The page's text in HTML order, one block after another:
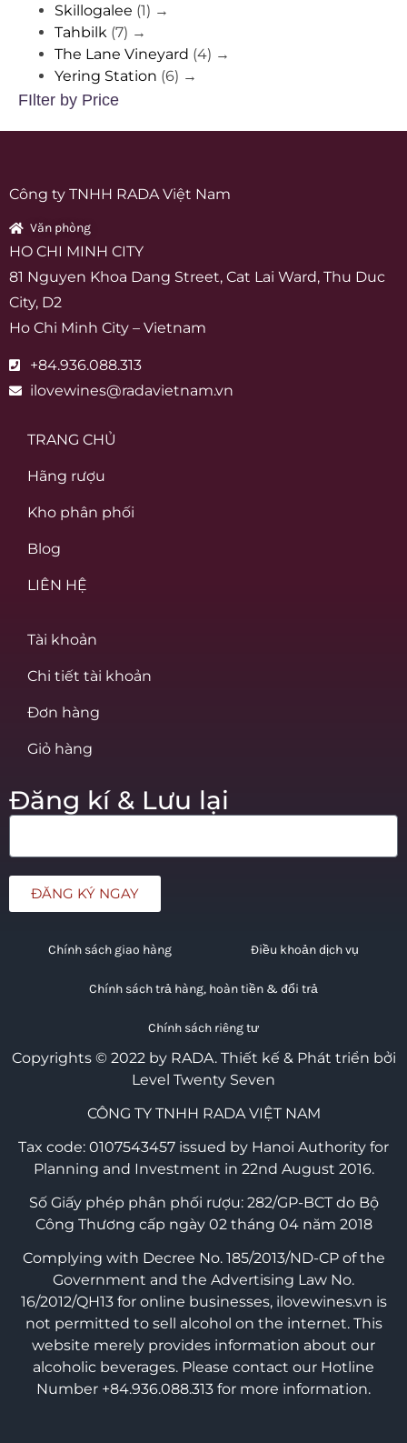
Skillogalee (1) →
Tahbilk (7) →
The Lane Vineyard (4) →
Yering Station (6) →
FIlter by Price
Công ty TNHH RADA Việt Nam
Văn phòng
HO CHI MINH CITY
81 Nguyen Khoa Dang Street, Cat Lai Ward, Thu Duc
City, D2
Ho Chi Minh City – Vietnam
+84.936.088.313
ilovewines@radavietnam.vn
TRANG CHỦ
Hãng rượu
Kho phân phối
Blog
LIÊN HỆ
Tài khoản
Chi tiết tài khoản
Đơn hàng
Giỏ hàng
Đăng kí & Lưu lại
ĐĂNG KÝ NGAY
Chính sách giao hàng Điều khoản dịch vụ
Chính sách trả hàng, hoàn tiền & đổi trả
Chính sách riêng tư
Copyrights © 2022 by RADA. Thiết kế & Phát triển bởi
Level Twenty Seven
CÔNG TY TNHH RADA VIỆT NAM
Tax code: 0107543457 issued by Hanoi Authority for
Planning and Investment in 22nd August 2016.
Số Giấy phép phân phối rượu: 282/GP-BCT do Bộ
Công Thương cấp ngày 02 tháng 04 năm 2018
Complying with Decree No. 185/2013/ND-CP of the
Government and the Advertising Law No.
16/2012/QH13 for online businesses, ilovewines.vn is
not permitted to sell alcohol on the internet. This
website merely provides information about our
alcoholic beverages. Please contact our Hotline
Number +84.936.088.313 for more information.